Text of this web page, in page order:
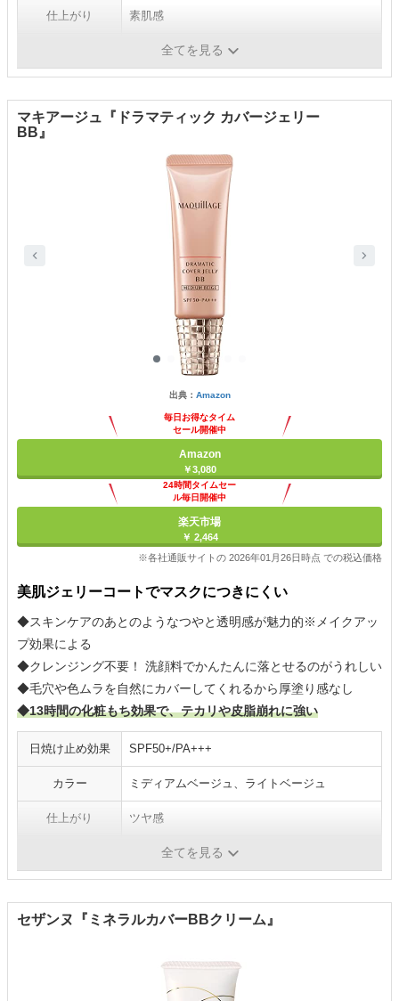
仕上がり 素肌感
全てを見る
マキアージュ『ドラマティック カバージェリー
BB』
出典： Amazon
毎日お得なタイム
セール開催中
Amazon
￥3,080
24時間タイムセー
ル毎日開催中
楽天市場
￥ 2,464
※各社通販サイトの 2026年01月26日時点 での税込価格
美肌ジェリーコートでマスクにつきにくい
◆スキンケアのあとのようなつやと透明感が魅力的※メイクアッ
プ効果による
◆クレンジング不要！ 洗顔料でかんたんに落とせるのがうれしい
◆毛穴や色ムラを自然にカバーしてくれるから厚塗り感なし
◆13時間の化粧もち効果で、テカリや皮脂崩れに強い
日焼け止め効果 SPF50+/PA+++
カラー ミディアムベージュ、ライトベージュ
仕上がり ツヤ感
全てを見る
セザンヌ『ミネラルカバーBBクリーム』